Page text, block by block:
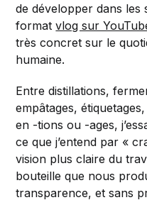
de développer dans les
formatvlog sur
très concret sur le
humaine.
Entre distillations,
empâtages,
en -tions ou -ages,
ce que j’entend par «
vision plus claire du
bouteille que nous
transparence, et sans